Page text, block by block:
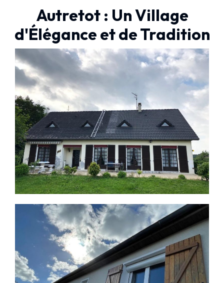
Autretot : Un Village
d'Élégance et de Tradition